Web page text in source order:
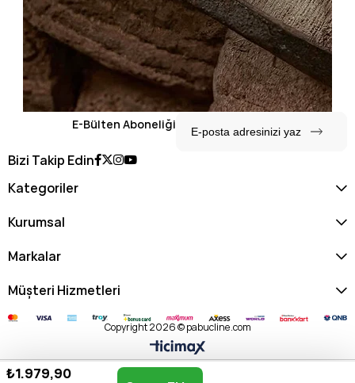
E-Bülten Aboneliği
Bizi Takip Edin
Kategoriler
Kurumsal
Markalar
Müşteri Hizmetleri
Copyright 2026 © pabucline.com
₺1.979,90